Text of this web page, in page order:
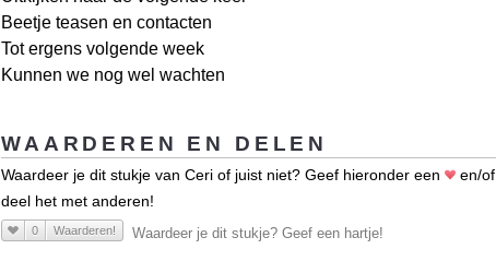
Beetje teasen en contacten
Tot ergens volgende week
Kunnen we nog wel wachten
WAARDEREN EN DELEN
Waardeer je dit stukje van Ceri of juist niet? Geef hieronder een
en/of
deel het met anderen!
0 Waarderen! Waardeer je dit stukje? Geef een hartje!